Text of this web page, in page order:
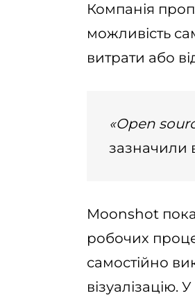
Компанія
можливість
витрати або
«Open
зазначили
Moonshot
робочих
самостійно
візуалізацію.